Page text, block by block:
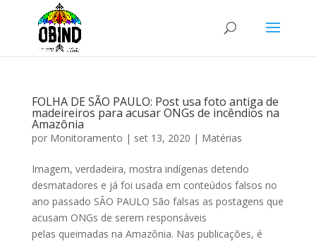
FOLHA DE SÃO PAULO: Post usa foto antiga de
madeireiros para acusar ONGs de incêndios na
Amazônia
por Monitoramento | set 13, 2020 | Matérias
Imagem, verdadeira, mostra indígenas detendo
desmatadores e já foi usada em conteúdos falsos no
ano passado SÃO PAULO São falsas as postagens que
acusam ONGs de serem responsáveis
pelas queimadas na Amazônia. Nas publicações, é